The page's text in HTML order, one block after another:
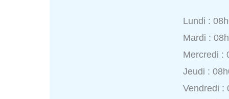
Lundi :
Mardi :
Mercredi :
Jeudi :
Vendredi :